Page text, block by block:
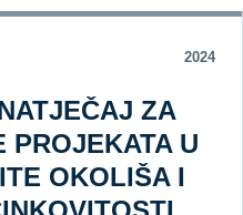
2024
ZA
PROJEKATA U
OKOLIŠA I